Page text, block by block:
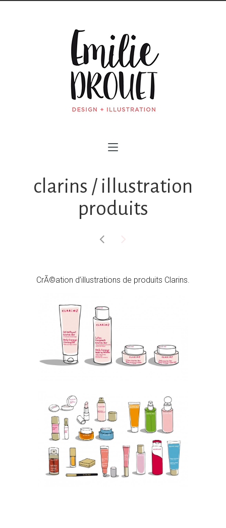
clarins / illustration
produits
CrÃ©ation d’illustrations de produits Clarins.